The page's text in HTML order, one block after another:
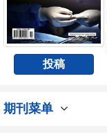
投稿
期刊菜单